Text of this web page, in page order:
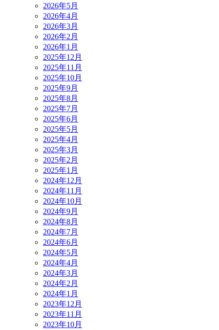
2026年5月
2026年4月
2026年3月
2026年2月
2026年1月
2025年12月
2025年11月
2025年10月
2025年9月
2025年8月
2025年7月
2025年6月
2025年5月
2025年4月
2025年3月
2025年2月
2025年1月
2024年12月
2024年11月
2024年10月
2024年9月
2024年8月
2024年7月
2024年6月
2024年5月
2024年4月
2024年3月
2024年2月
2024年1月
2023年12月
2023年11月
2023年10月